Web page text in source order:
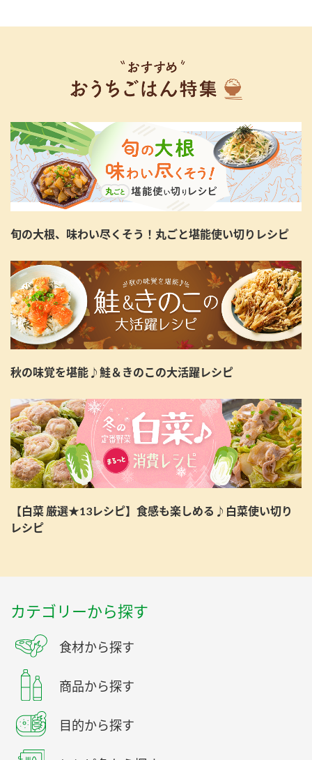
旬の大根、味わい尽くそう！丸ごと堪能使い切りレシピ
秋の味覚を堪能♪鮭＆きのこの大活躍レシピ
【白菜 厳選★13レシピ】食感も楽しめる♪白菜使い切り
レシピ
カテゴリーから探す
食材から探す
商品から探す
目的から探す